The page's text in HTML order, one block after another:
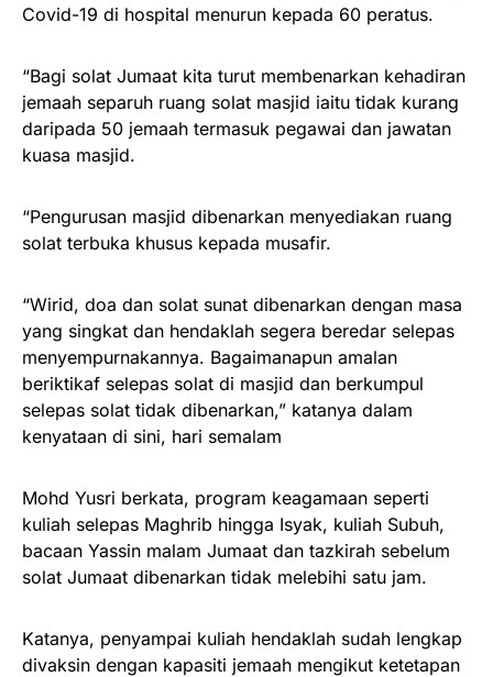
Covid-19 di hospital menurun kepada 60 peratus.
“Bagi solat Jumaat kita turut membenarkan kehadiran
jemaah separuh ruang solat masjid iaitu tidak kurang
daripada 50 jemaah termasuk pegawai dan jawatan
kuasa masjid.
“Pengurusan masjid dibenarkan menyediakan ruang
solat terbuka khusus kepada musafir.
“Wirid, doa dan solat sunat dibenarkan dengan masa
yang singkat dan hendaklah segera beredar selepas
menyempurnakannya. Bagaimanapun amalan
beriktikaf selepas solat di masjid dan berkumpul
selepas solat tidak dibenarkan,” katanya dalam
kenyataan di sini, hari semalam
Mohd Yusri berkata, program keagamaan seperti
kuliah selepas Maghrib hingga Isyak, kuliah Subuh,
bacaan Yassin malam Jumaat dan tazkirah sebelum
solat Jumaat dibenarkan tidak melebihi satu jam.
Katanya, penyampai kuliah hendaklah sudah lengkap
divaksin dengan kapasiti jemaah mengikut ketetapan